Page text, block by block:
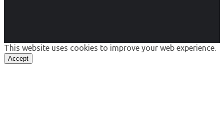
This website uses cookies to improve your web experience.
Accept